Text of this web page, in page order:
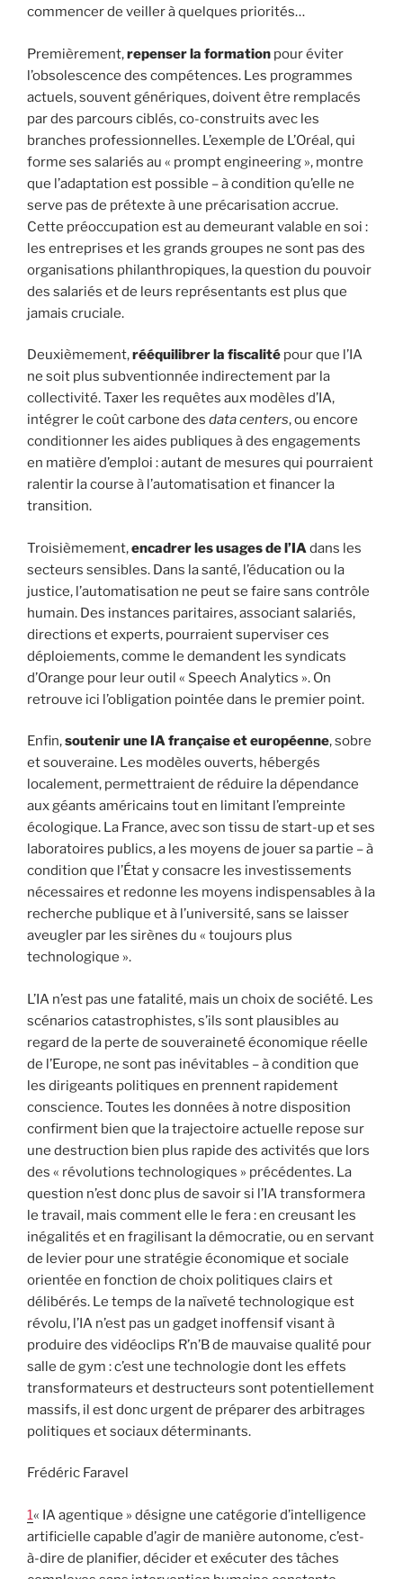
commencer de veiller à quelques priorités…
Premièrement,repenser la formation pour éviter
l’obsolescence des compétences. Les programmes
actuels, souvent génériques, doivent être remplacés
par des parcours ciblés, co-construits avec les
branches professionnelles. L’exemple de L’Oréal, qui
forme ses salariés au « prompt engineering », montre
que l’adaptation est possible – à condition qu’elle ne
serve pas de prétexte à une précarisation accrue.
Cette préoccupation est au demeurant valable en soi :
les entreprises et les grands groupes ne sont pas des
organisations philanthropiques, la question du pouvoir
des salariés et de leurs représentants est plus que
jamais cruciale.
Deuxièmement,rééquilibrer la fiscalité pour que l’IA
ne soit plus subventionnée indirectement par la
collectivité. Taxer les requêtes aux modèles d’IA,
intégrer le coût carbone des data centers, ou encore
conditionner les aides publiques à des engagements
en matière d’emploi : autant de mesures qui pourraient
ralentir la course à l’automatisation et financer la
transition.
Troisièmement,encadrer les usages de l’IA dans les
secteurs sensibles. Dans la santé, l’éducation ou la
justice, l’automatisation ne peut se faire sans contrôle
humain. Des instances paritaires, associant salariés,
directions et experts, pourraient superviser ces
déploiements, comme le demandent les syndicats
d’Orange pour leur outil « Speech Analytics ». On
retrouve ici l’obligation pointée dans le premier point.
Enfin,soutenir une IAfrançaise eteuropéenne, sobre
et souveraine. Les modèles ouverts, hébergés
localement, permettraient de réduire la dépendance
aux géants américains tout en limitant l’empreinte
écologique. La France, avec son tissu de start-up et ses
laboratoires publics, a les moyens de jouer sa partie – à
condition que l’État y consacre les investissements
nécessaires et redonne les moyens indispensables à la
recherche publique et à l’université, sans se laisser
aveugler par les sirènes du « toujours plus
technologique ».
L’IA n’est pas une fatalité, mais un choix de société. Les
scénarios catastrophistes, s’ils sont plausibles au
regard de la perte de souveraineté économique réelle
de l’Europe, ne sont pas inévitables – à condition que
les dirigeants politiques en prennent rapidement
conscience. Toutes les données à notre disposition
confirment bien que la trajectoire actuelle repose sur
une destruction bien plus rapide des activités que lors
des « révolutions technologiques » précédentes. La
question n’est donc plus de savoir si l’IA transformera
le travail, mais comment elle le fera : en creusant les
inégalités et en fragilisant la démocratie, ou en servant
de levier pour une stratégie économique et sociale
orientée en fonction de choix politiques clairs et
délibérés. Le temps de la naïveté technologique est
révolu, l’IA n’est pas un gadget inoffensif visant à
produire des vidéoclips R’n’B de mauvaise qualité pour
salle de gym : c’est une technologie dont les effets
transformateurs et destructeurs sont potentiellement
massifs, il est donc urgent de préparer des arbitrages
politiques et sociaux déterminants.
Frédéric Faravel
1« IA agentique » désigne une catégorie d’intelligence
artificielle capable d’agir de manière autonome, c’est-
à-dire de planifier, décider et exécuter des tâches